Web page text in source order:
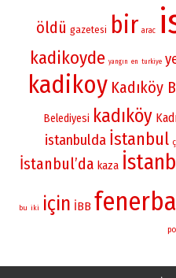
öldü gazetesi bir arac
kadikoyde yangın en turkiye
kadikoy Kadıköy
Belediyesi kadıköy
istanbulda İstanbul
İstanbul’da kaza
bu iki için İBB